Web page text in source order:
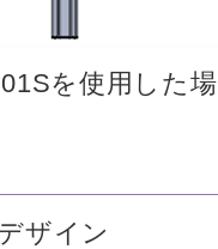
を使用した
ザイン